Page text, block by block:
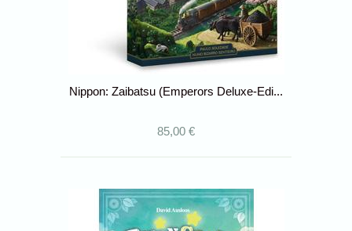
Nippon: Zaibatsu (Emperors Deluxe-Edi...
85,00 €